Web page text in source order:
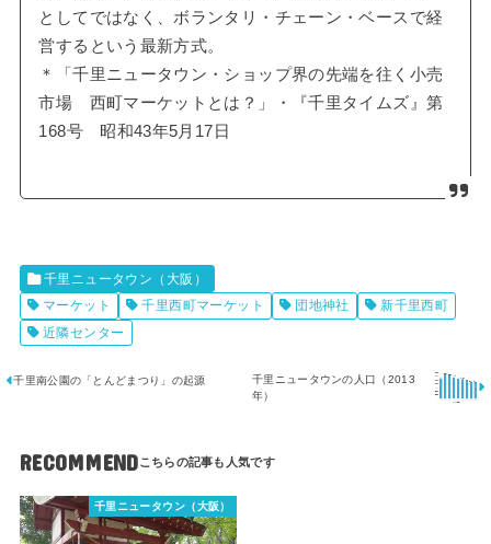
としてではなく、ボランタリ・チェーン・ベースで経
営するという最新方式。
＊「千里ニュータウン・ショップ界の先端を往く小売
市場 西町マーケットとは？」・『千里タイムズ』第
168号 昭和43年5月17日
千里ニュータウン（大阪）
マーケット
千里西町マーケット 団地神社
新千里西町
近隣センター
千里南公園の「とんどまつり」の起源
千里ニュータウンの人口（2013
年）
RECOMMEND
千里ニュータウン（大阪）